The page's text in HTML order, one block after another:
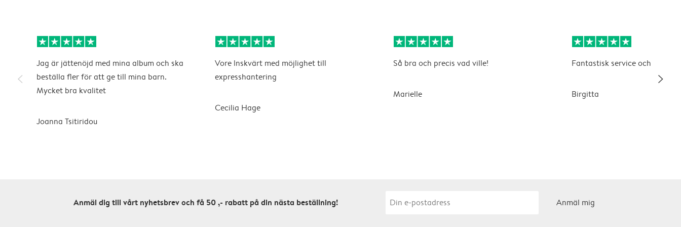
slim_arrow_left
Jag är jättenöjd med mina album och ska
beställa fler för att ge till mina barn.
Mycket bra kvalitet
Joanna Tsitiridou
Vore lnskvärt med möjlighet till
expresshantering
Cecilia Hage
Så bra och precis vad ville!
Marielle
Fantastisk service och kvalitet
Birgitta
slim_arrow_right
Anmäl dig till vårt nyhetsbrev och få 50 ,- rabatt på din nästa beställning! Anmäl mig